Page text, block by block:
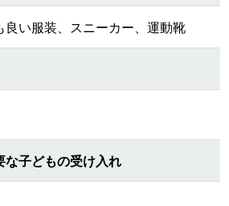
い服装、スニーカー、運動靴
子どもの受け入れ